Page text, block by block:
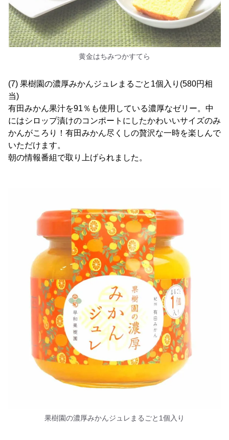
黄金はちみつかすてら
(7) 果樹園の濃厚みかんジュレまるごと1個入り(580円相
当)
有田みかん果汁を91％も使用している濃厚なゼリー。中
にはシロップ漬けのコンポートにしたかわいいサイズのみ
かんがころり！有田みかん尽くしの贅沢な一時を楽しんで
いただけます。
朝の情報番組で取り上げられました。
果樹園の濃厚みかんジュレまるごと1個入り